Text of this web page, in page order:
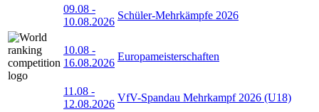
09.08 -
10.08.2026
Schüler-Mehrkämpfe 2026
10.08 -
16.08.2026
Europameisterschaften
11.08 -
12.08.2026
VfV-Spandau Mehrkampf 2026 (U18)